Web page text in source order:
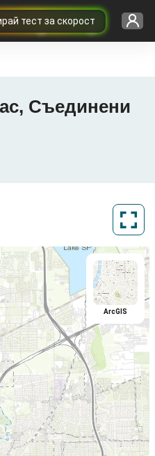
тест за скорост
Съединени
ArcGIS